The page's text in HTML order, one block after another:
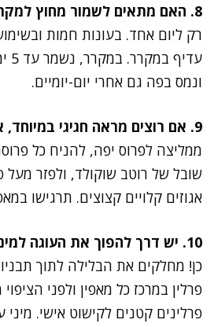
8. האם מתאים לשמור מחוץ למקרר?
רק ליום אחד. בעונות חמות
ונמס בפה גם אחרי יום-יומיים.
9. אם רוצים מראה חגיגי במיוחד, איך מגישים?
ממליצה לפרוס יפה, להניח כל
שובל של רוטב שוקולד, ולפזר מעל
אגוזים קלויים קצוצים. תרגישו
10. יש דרך להפוך את העוגה למיני עוגות אישיות?
כן! מחלקים את הבלילה לתוך
פרלין במרכז כל מאפין ולפני
פרלינים קטנים לקישוט אישי.